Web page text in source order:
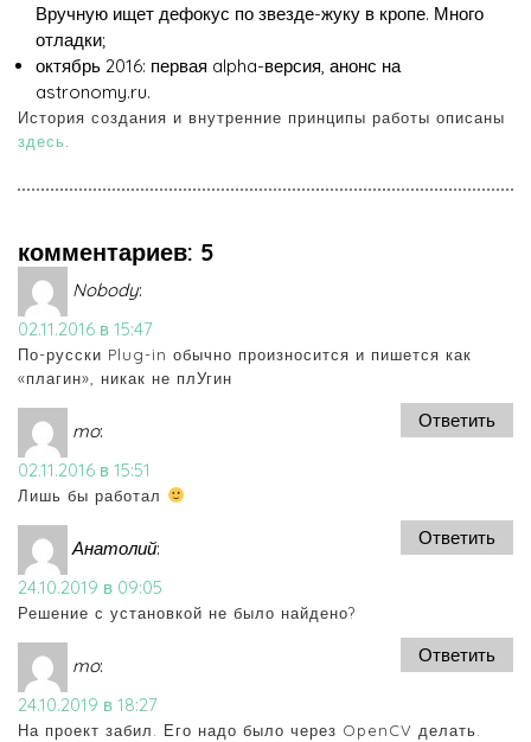
Вручную ищет дефокус по звезде-жуку в кропе. Много
отладки;
октябрь 2016: первая alpha-версия, анонс на
astronomy.ru.
История создания и внутренние принципы работы описаны
здесь
комментариев: 5
Nobody:
02.11.2016 в 15:47
По-русски Plug-in обычно произносится и пишется как
«плагин», никак не плУгин
Ответить
mo:
02.11.2016 в 15:51
Лишь бы работал
Ответить
Анатолий:
24.10.2019 в 09:05
Решение с установкой не было найдено?
Ответить
mo:
24.10.2019 в 18:27
На проект забил. Его надо было через OpenCV делать.